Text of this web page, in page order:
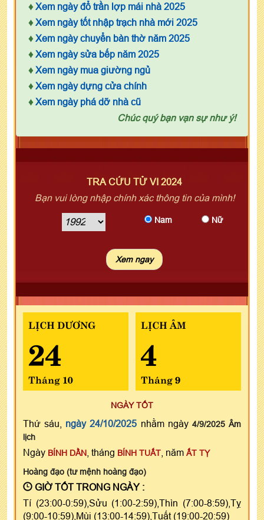
♦ Xem ngày đổ trần lợp mái nhà 2025
♦ Xem ngày tốt nhập trạch nhà mới 2025
♦ Xem ngày chuyển bàn thờ năm 2025
♦ Xem ngày sửa bếp năm 2025
♦ Xem ngày mua giường ngủ
♦ Xem ngày dựng cửa chính
♦ Xem ngày phá dỡ nhà cũ
Chúc quý bạn vạn sự như ý!
TRA CỨU TỬ VI 2024
Bạn vui lòng nhập chính xác thông tin của mình!
Nam Nữ
LỊCH DƯƠNG
24
Tháng 10
LỊCH ÂM
4
Tháng 9
NGÀY TỐT
Thứ sáu, ngày 24/10/2025 nhằm ngày 4/9/2025 Âm
lịch
Ngày BÍNH DẦN , tháng BÍNH TUẤT , năm ẤT TỴ
Hoàng đạo (tư mệnh hoàng đạo)
GIỜ TỐT TRONG NGÀY :
Tí (23:00-0:59),Sửu (1:00-2:59),Thìn (7:00-8:59),Tỵ
(9:00-10:59),Mùi (13:00-14:59),Tuất (19:00-20:59)